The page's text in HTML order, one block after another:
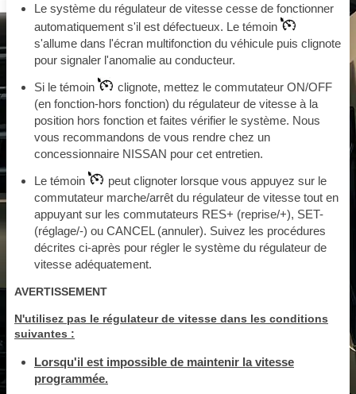
Le système du régulateur de vitesse cesse de fonctionner
automatiquement s'il est défectueux. Le témoin
s'allume dans l'écran multifonction du véhicule puis clignote
pour signaler l'anomalie au conducteur.
Si le témoin
clignote, mettez le commutateur ON/OFF
(en fonction-hors fonction) du régulateur de vitesse à la
position hors fonction et faites vérifier le système. Nous
vous recommandons de vous rendre chez un
concessionnaire NISSAN pour cet entretien.
Le témoin
peut clignoter lorsque vous appuyez sur le
commutateur marche/arrêt du régulateur de vitesse tout en
appuyant sur les commutateurs RES+ (reprise/+), SET-
(réglage/-) ou CANCEL (annuler). Suivez les procédures
décrites ci-après pour régler le système du régulateur de
vitesse adéquatement.
AVERTISSEMENT
N'utilisez pas le régulateur de vitesse dans les conditions
suivantes :
Lorsqu'il est impossible de maintenir la vitesse
programmée.